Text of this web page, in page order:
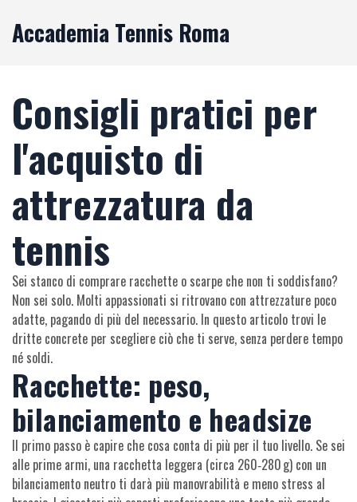
Accademia Tennis Roma
Consigli pratici per
l'acquisto di
attrezzatura da
tennis
Sei stanco di comprare racchette o scarpe che non ti soddisfano?
Non sei solo. Molti appassionati si ritrovano con attrezzature poco
adatte, pagando di più del necessario. In questo articolo trovi le
dritte concrete per scegliere ciò che ti serve, senza perdere tempo
né soldi.
Racchette: peso,
bilanciamento e headsize
Il primo passo è capire che cosa conta di più per il tuo livello. Se sei
alle prime armi, una racchetta leggera (circa 260‑280 g) con un
bilanciamento neutro ti darà più manovrabilità e meno stress al